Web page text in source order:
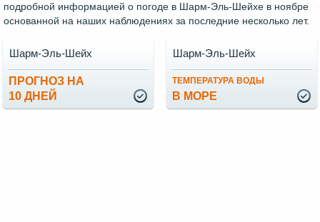
подробной информацией о погоде в Шарм-Эль-Шейхе в ноябре
основанной на наших наблюдениях за последние несколько лет.
ПРОГНОЗ НА
10 ДНЕЙ
Шарм-Эль-Шейх
ТЕМПЕРАТУРА ВОДЫ
В МОРЕ
Шарм-Эль-Шейх